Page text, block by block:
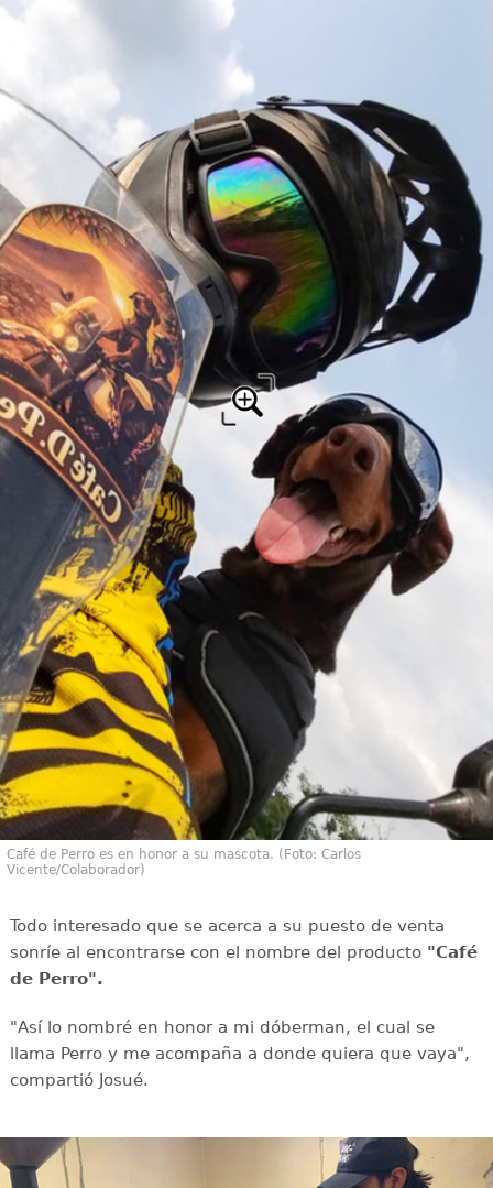
Café de Perro es en honor a su mascota. (Foto: Carlos
Vicente/Colaborador)
Todo interesado que se acerca a su puesto de venta
sonríe al encontrarse con el nombre del producto "Café
de Perro".
"Así lo nombré en honor a mi dóberman, el cual se
llama Perro y me acompaña a donde quiera que vaya",
compartió Josué.